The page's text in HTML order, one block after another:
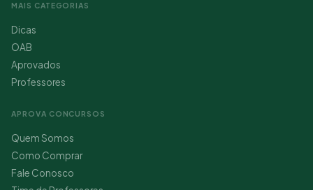
MAIS CATEGORIAS
Dicas
OAB
Aprovados
Professores
APROVA CONCURSOS
Quem Somos
Como Comprar
Fale Conosco